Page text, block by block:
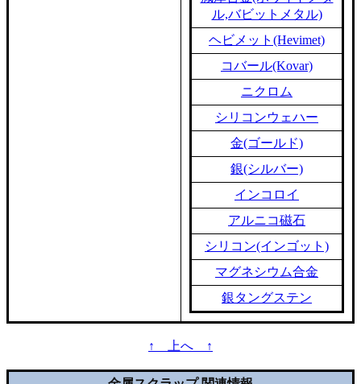
ル,バビットメタル)
ヘビメット(Hevimet)
コバール(Kovar)
ニクロム
シリコンウェハー
金(ゴールド)
銀(シルバー)
インコロイ
アルニコ磁石
シリコン(インゴット)
マグネシウム合金
銀タングステン
↑ 上へ ↑